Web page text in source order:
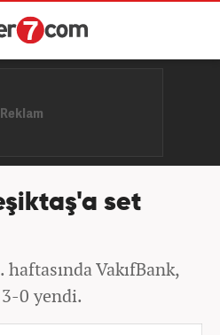
set
VakıfBank,
3-0 yendi.